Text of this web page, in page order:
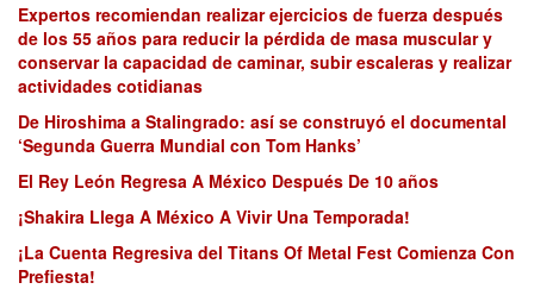
Expertos recomiendan realizar ejercicios de fuerza después
de los 55 años para reducir la pérdida de masa muscular y
conservar la capacidad de caminar, subir escaleras y realizar
actividades cotidianas
De Hiroshima a Stalingrado: así se construyó el documental
‘Segunda Guerra Mundial con Tom Hanks’
El Rey León Regresa A México Después De 10 años
¡Shakira Llega A México A Vivir Una Temporada!
¡La Cuenta Regresiva del Titans Of Metal Fest Comienza Con
Prefiesta!